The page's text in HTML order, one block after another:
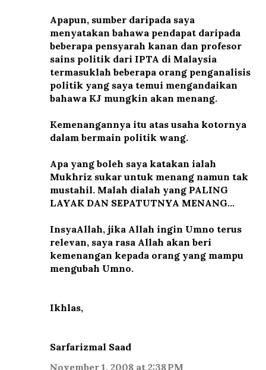
Apapun, sumber daripada saya
menyatakan bahawa pendapat daripada
beberapa pensyarah kanan dan profesor
sains politik dari IPTA di Malaysia
termasuklah beberapa orang penganalisis
politik yang saya temui mengandaikan
bahawa KJ mungkin akan menang.
Kemenangannya itu atas usaha kotornya
dalam bermain politik wang.
Apa yang boleh saya katakan ialah
Mukhriz sukar untuk menang namun tak
mustahil. Malah dialah yang PALING
LAYAK DAN SEPATUTNYA MENANG...
InsyaAllah, jika Allah ingin Umno terus
relevan, saya rasa Allah akan beri
kemenangan kepada orang yang mampu
mengubah Umno.
Ikhlas,
Sarfarizmal Saad
November 1, 2008 at 2:38 PM